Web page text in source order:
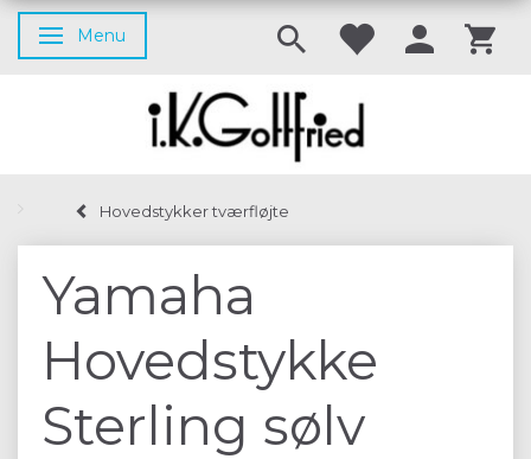
Skifte navigation
Menu
Hovedstykker tværfløjte
Yamaha
Hovedstykke
Sterling sølv